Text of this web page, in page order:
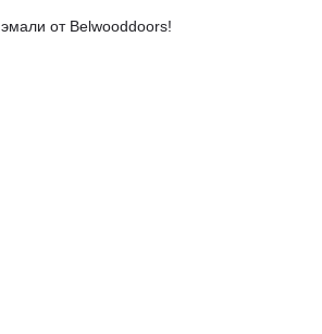
от Belwooddoors!